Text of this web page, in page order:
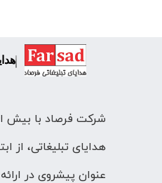
هدایای تبلیغاتی، از
عنوان پیشروی در